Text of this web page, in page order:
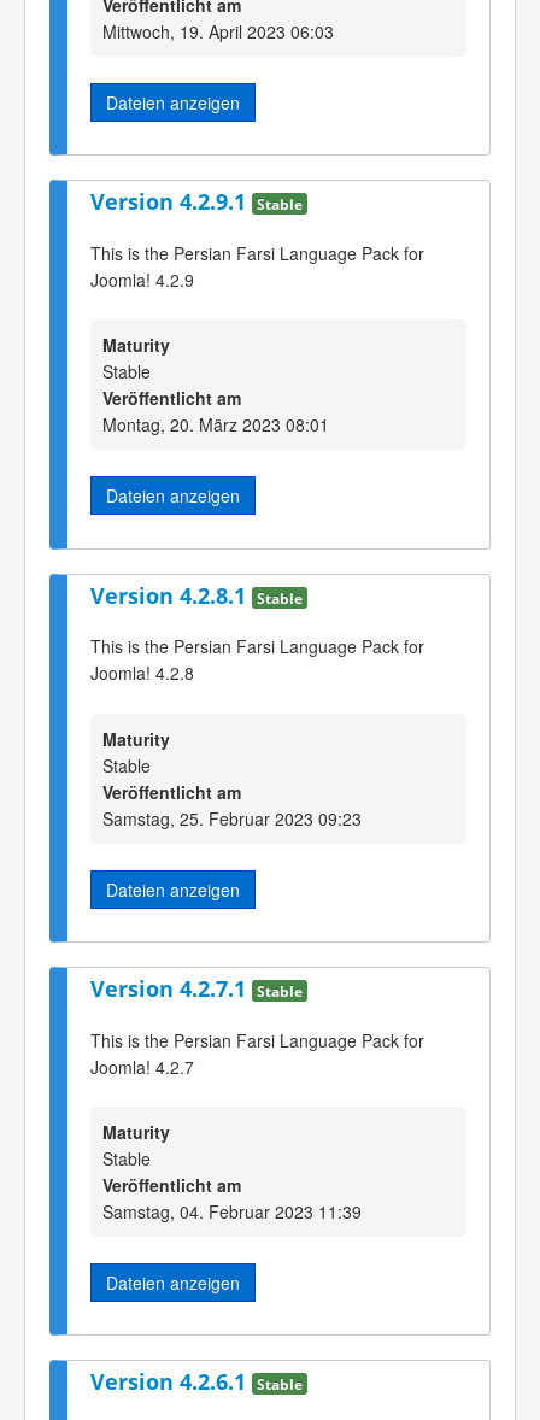
Mittwoch, 19. April 2023 06:03
Dateien anzeigen
Version 4.2.9.1 Stable
This is the Persian Farsi Language Pack for
Joomla! 4.2.9
Maturity
Stable
Veröffentlicht am
Montag, 20. März 2023 08:01
Dateien anzeigen
Version 4.2.8.1 Stable
This is the Persian Farsi Language Pack for
Joomla! 4.2.8
Maturity
Stable
Veröffentlicht am
Samstag, 25. Februar 2023 09:23
Dateien anzeigen
Version 4.2.7.1 Stable
This is the Persian Farsi Language Pack for
Joomla! 4.2.7
Maturity
Stable
Veröffentlicht am
Samstag, 04. Februar 2023 11:39
Dateien anzeigen
Version 4.2.6.1 Stable